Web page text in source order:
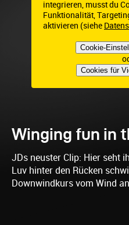
integrieren, musst du
Funktionalität,
aktivieren (siehe
Cookie-
Cookies für
Winging fun in
JDs neuster Clip: Hier seht
Luv hinter den Rücken
Downwindkurs vom Wind